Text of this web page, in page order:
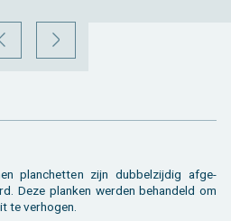
VORIGE VOLGENDE
plan­chet­ten zijn dub­bel­zij­dig af­ge­
Deze plan­ken wer­den be­han­deld om
te ver­ho­gen.